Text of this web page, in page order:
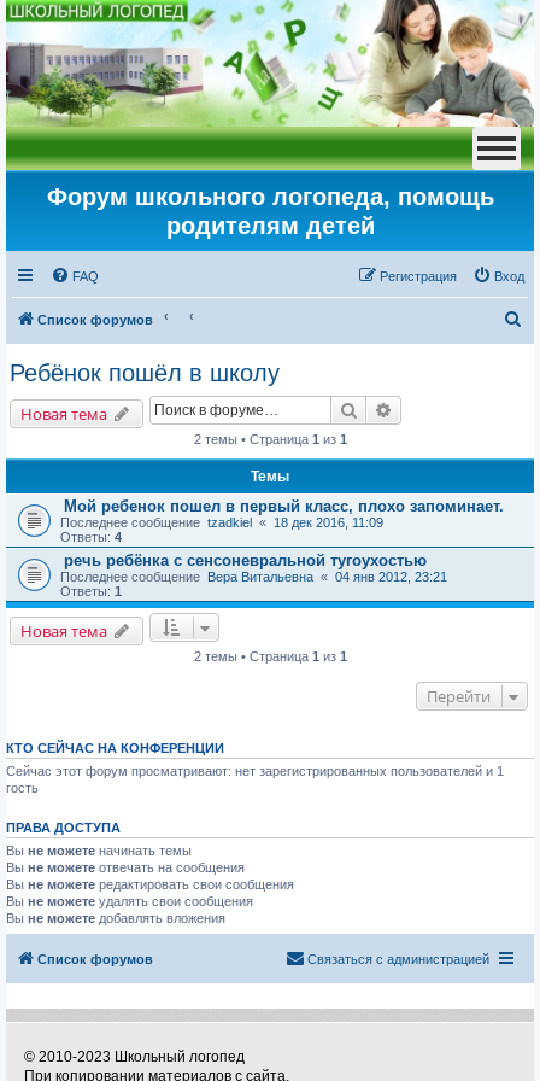
Форум школьного логопеда, помощь
родителям детей
FAQ Вход
Регистрация
Список форумов
о
Ребёнок пошёл в школу
Новая тема Поиск
2 темы • Страница 1 из 1
Темы
Мой ребенок пошел в первый класс, плохо запоминает.
Последнее сообщение tzadkiel « 18 дек 2016, 11:09
Ответы: 4
речь ребёнка с сенсоневральной тугоухостью
Последнее сообщение Вера Витальевна « 04 янв 2012, 23:21
Ответы: 1
Новая тема
2 темы • Страница 1 из 1
Перейти
КТО СЕЙЧАС НА КОНФЕРЕНЦИИ
Сейчас этот форум просматривают: нет зарегистрированных пользователей и 1
гость
ПРАВА ДОСТУПА
Вы не можете начинать темы
Вы не можете отвечать на сообщения
Вы не можете редактировать свои сообщения
Вы не можете удалять свои сообщения
Вы не можете добавлять вложения
Список форумов Связаться с администрацией
© 2010-2023 Школьный логопед
При копировании материалов с сайта,